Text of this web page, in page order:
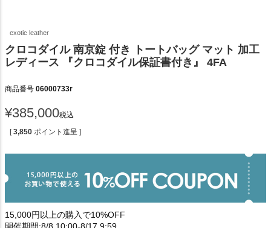
exotic leather
クロコダイル 南京錠 付き トートバッグ マット 加工
レディース 『クロコダイル保証書付き』 4FA
商品番号 06000733r
¥385,000税込
[ 3,850 ポイント進呈 ]
15,000円以上の購入で10%OFF
開催期間:8/8 10:00-8/17 9:59